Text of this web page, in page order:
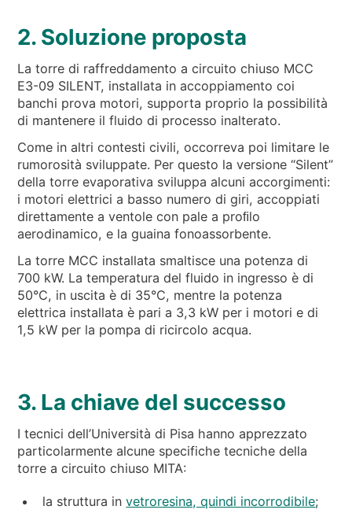
2. Soluzione proposta
La torre di raffreddamento a circuito chiuso MCC
E3-09 SILENT, installata in accoppiamento coi
banchi prova motori, supporta proprio la possibilità
di mantenere il fluido di processo inalterato.
Come in altri contesti civili, occorreva poi limitare le
rumorosità sviluppate. Per questo la versione “Silent”
della torre evaporativa sviluppa alcuni accorgimenti:
i motori elettrici a basso numero di giri, accoppiati
direttamente a ventole con pale a proﬁlo
aerodinamico, e la guaina fonoassorbente.
La torre MCC installata smaltisce una potenza di
700 kW. La temperatura del fluido in ingresso è di
50°C, in uscita è di 35°C, mentre la potenza
elettrica installata è pari a 3,3 kW per i motori e di
1,5 kW per la pompa di ricircolo acqua.
3. La chiave del successo
I tecnici dell’Università di Pisa hanno apprezzato
particolarmente alcune specifiche tecniche della
torre a circuito chiuso MITA:
la struttura invetroresina, quindi incorrodibile;